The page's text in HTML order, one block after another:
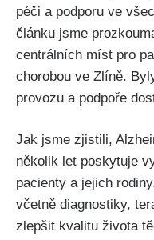
péči a podporu ve
článku jsme
centrálních míst pro
chorobou ve Zlíně.
provozu a podpoře
Jak jsme zjistili,
několik let poskytuje
pacienty a jejich
včetně diagnostiky,
zlepšit kvalitu života